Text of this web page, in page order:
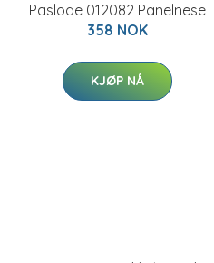
Paslode 012082 Panelnese
358 NOK
KJØP NÅ